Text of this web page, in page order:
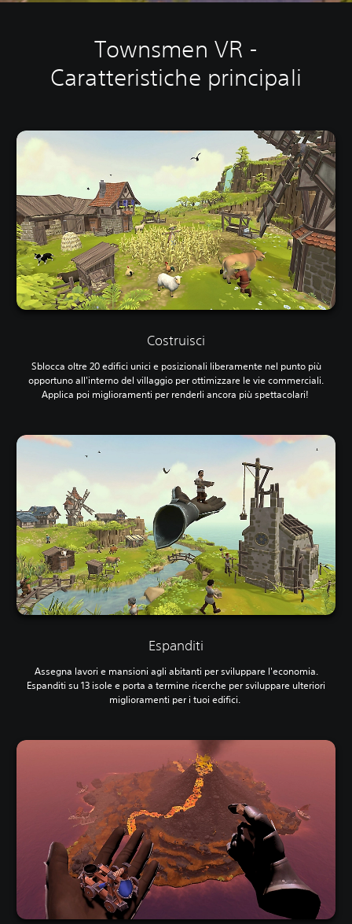
Townsmen VR -
Caratteristiche principali
Costruisci
Sblocca oltre 20 edifici unici e posizionali liberamente nel punto più
opportuno all'interno del villaggio per ottimizzare le vie commerciali.
Applica poi miglioramenti per renderli ancora più spettacolari!
Espanditi
Assegna lavori e mansioni agli abitanti per sviluppare l'economia.
Espanditi su 13 isole e porta a termine ricerche per sviluppare ulteriori
miglioramenti per i tuoi edifici.